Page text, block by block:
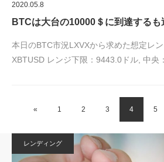
2020.05.8
BTCは大台の10000＄に到達するも
本日のBTC市況LXVXから求めた想定レ
XBTUSD レンジ下限：9443.0ドル, 中央
« 1 2 3 4 5
レンディング